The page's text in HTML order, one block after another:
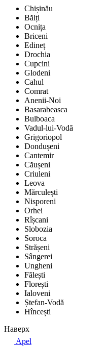
Chișinău
Bălți
Ocnița
Briceni
Edineț
Drochia
Cupcini
Glodeni
Cahul
Comrat
Anenii-Noi
Basarabeasca
Bulboaca
Vadul-lui-Vodă
Grigoriopol
Dondușeni
Cantemir
Căușeni
Criuleni
Leova
Mărculești
Nisporeni
Orhei
Rîșcani
Slobozia
Soroca
Strășeni
Sângerei
Ungheni
Fălești
Florești
Ialoveni
Ștefan-Vodă
Hîncești
Наверх
Apel